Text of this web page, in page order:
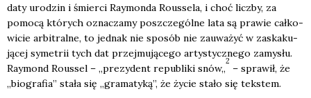
daty uro­dzin i śmier­ci Ray­mon­da Rous­se­la, i choć licz­by, za
pomo­cą któ­rych ozna­cza­my poszcze­gól­ne lata są pra­wie cał­ko­
wi­cie arbi­tral­ne, to jed­nak nie spo­sób nie zauwa­żyć w zaska­ku­
ją­cej syme­trii tych dat przej­mu­ją­ce­go arty­stycz­ne­go zamy­słu.
Ray­mond Rous­sel – „pre­zy­dent repu­bli­ki snów„
2
– spra­wił, że
„bio­gra­fia” sta­ła się „gra­ma­ty­ką”, że życie sta­ło się tek­stem.